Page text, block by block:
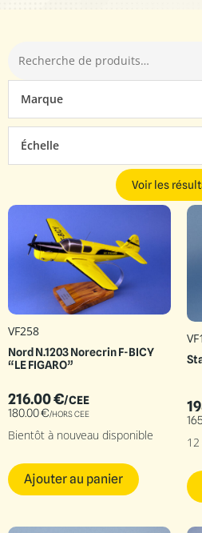
Marque
Échelle
Voir les
VF258
Nord N.1203 Norecrin F-BICY
“LE FIGARO”
216.00€/CEE
180.00€/HORS CEE
Bientôt à nouveau disponible
Ajouter au panier